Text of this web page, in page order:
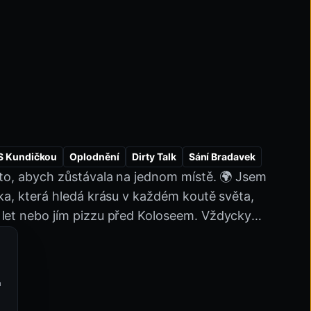
Kundičkou Oplodnění Dirty Talk
Sání Bradavek
Pozice Exhibicionista Milf Lingerie
abych zůstávala na jednom místě. 🌍 Jsem
která hledá krásu v každém koutě světa,
nebo jím pizzu před Koloseem. Vždycky
abych zachytila ten správný moment, ale
chvíle budu moct sdílet. Jsem zkušená,
pěkný provokatér, když mě poznáš blíž.
a noční hovory o naší další destinaci.